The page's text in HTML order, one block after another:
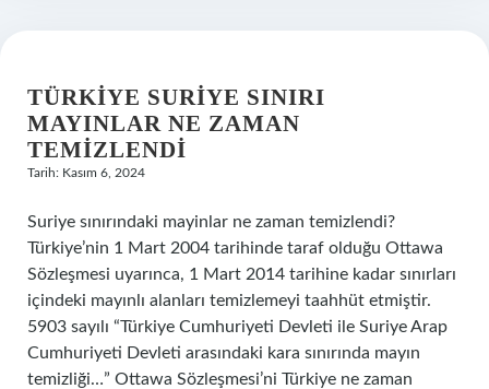
TÜRKIYE SURIYE SINIRI
MAYINLAR NE ZAMAN
TEMIZLENDI
Tarih: Kasım 6, 2024
Suriye sınırındaki mayinlar ne zaman temizlendi?
Türkiye’nin 1 Mart 2004 tarihinde taraf olduğu Ottawa
Sözleşmesi uyarınca, 1 Mart 2014 tarihine kadar sınırları
içindeki mayınlı alanları temizlemeyi taahhüt etmiştir.
5903 sayılı “Türkiye Cumhuriyeti Devleti ile Suriye Arap
Cumhuriyeti Devleti arasındaki kara sınırında mayın
temizliği…” Ottawa Sözleşmesi’ni Türkiye ne zaman